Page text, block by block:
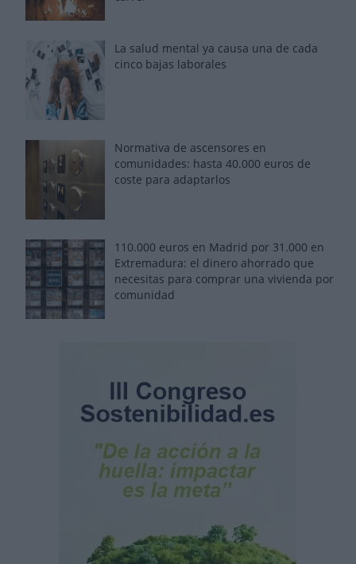
La salud mental ya causa una de cada
cinco bajas laborales
Normativa de ascensores en
comunidades: hasta 40.000 euros de
coste para adaptarlos
110.000 euros en Madrid por 31.000 en
Extremadura: el dinero ahorrado que
necesitas para comprar una vivienda por
comunidad